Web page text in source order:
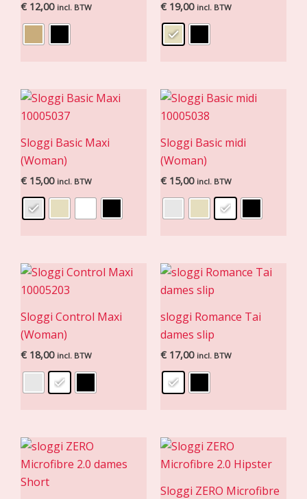
€ 12,00 incl. BTW € 19,00 incl. BTW
Sloggi Basic Maxi
(Woman)
€ 15,00 incl. BTW
Sloggi Basic midi
(Woman)
€ 15,00 incl. BTW
Sloggi Control Maxi
(Woman)
€ 18,00 incl. BTW
sloggi Romance Tai
dames slip
€ 17,00 incl. BTW
Sloggi ZERO Microfibre